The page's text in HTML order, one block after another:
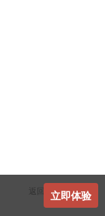
返回顶部立即体验